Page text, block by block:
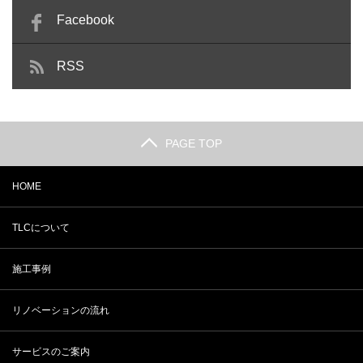
Facebook
RSS
PAGE TOP
HOME
TLCについて
施工事例
リノベーションの流れ
サービスのご案内